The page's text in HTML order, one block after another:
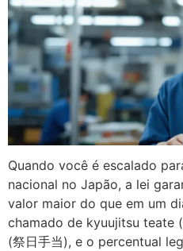
Quando você é escalado
nacional no Japão, a lei
valor maior do que em um
chamado de kyuujitsu teate
(祭日手当), e o percentual